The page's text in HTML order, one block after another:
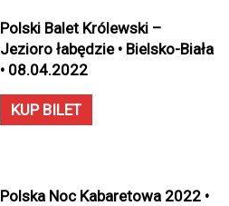
Polski Balet Królewski –
Jezioro łabędzie • Bielsko-Biała
• 08.04.2022
KUP BILET
Polska Noc Kabaretowa 2022 •